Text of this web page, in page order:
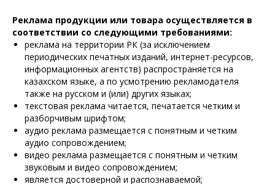
Реклама продукции или товара осуществляется в
соответствии со следующими требованиями:
реклама на территории РК (за исключением
периодических печатных изданий, интернет-ресурсов,
информационных агентств) распространяется на
казахском языке, а по усмотрению рекламодателя
также на русском и (или) других языках;
текстовая реклама читается, печатается четким и
разборчивым шрифтом;
аудио реклама размещается с понятным и четким
аудио сопровождением;
видео реклама размещается с понятным и четким
звуковым и видео сопровождением;
является достоверной и распознаваемой;